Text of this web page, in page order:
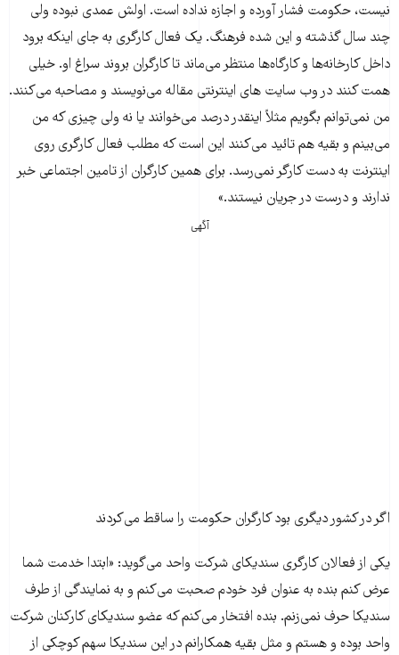
نیست، حکومت فشار آورده و اجازه نداده است. اولش عمدی نبوده ولی
چند سال گذشته و این شده فرهنگ. یک فعال کارگری به جای اینکه برود
داخل کارخانه‌ها و کارگاه‌ها منتظر می‌ماند تا کارگران بروند سراغ او. خیلی
همت کنند در وب سایت های اینترنتی مقاله می‌نویسند و مصاحبه می‌کنند.
من نمی‌توانم بگویم مثلاً اینقدر درصد می‌خوانند یا نه ولی چیزی که من
می‌بینم و بقیه هم تائید می‌کنند این است که مطلب فعال کارگری روی
اینترنت به دست کارگر نمی‌رسد. برای همین کارگران از تامین اجتماعی خبر
ندارند و درست در جریان نیستند.»
آگهی
اگر در کشور دیگری بود کارگران حکومت را ساقط می‌کردند
یکی از فعالان کارگری سندیکای شرکت واحد می‌گوید: «ابتدا خدمت شما
عرض کنم بنده به عنوان فرد خودم صحبت می‌کنم و به نمایندگی از طرف
سندیکا حرف نمی‌زنم. بنده افتخار می‌کنم که عضو سندیکای کارکنان شرکت
واحد بوده و هستم و مثل بقیه همکارانم در این سندیکا سهم کوچکی از